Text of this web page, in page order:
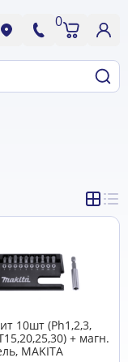
0
10шт (Ph1,2,3,
+ магн.
MAKITA